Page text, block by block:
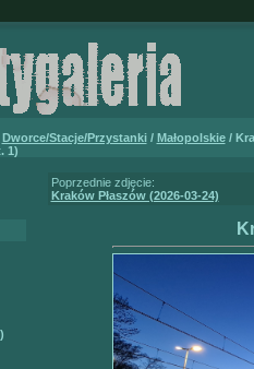
Dworce/Stacje/Przystanki/ Małopolskie/
1)
Poprzednie zdjęcie:
Kraków Płaszów (2026-03-24)